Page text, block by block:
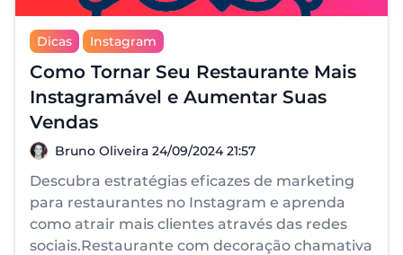
Dicas Instagram
Como Tornar Seu Restaurante Mais
Instagramável e Aumentar Suas
Vendas
Bruno Oliveira
Bruno Oliveira 24/09/2024 21:57
Descubra estratégias eficazes de marketing
para restaurantes no Instagram e aprenda
como atrair mais clientes através das redes
sociais.Restaurante com decoração chamativa